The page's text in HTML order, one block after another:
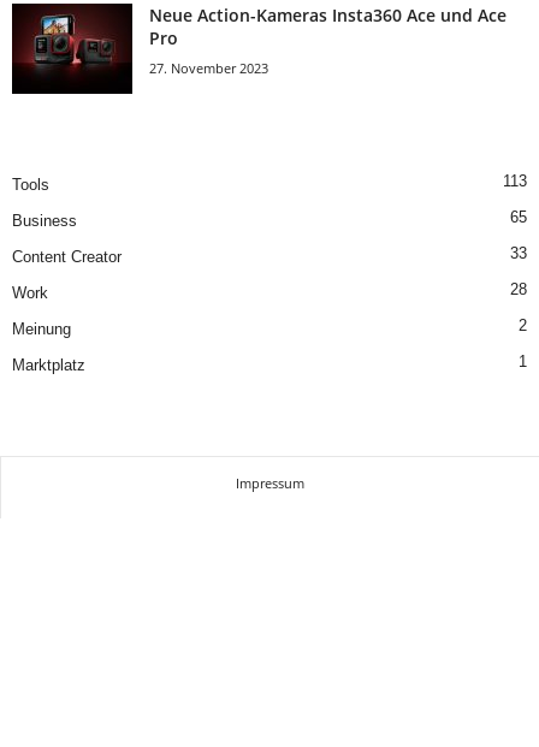
Neue Action-Kameras Insta360 Ace und Ace
Pro
27. November 2023
Tools 113
Business 65
Content Creator 33
Work 28
Meinung 2
Marktplatz 1
Impressum